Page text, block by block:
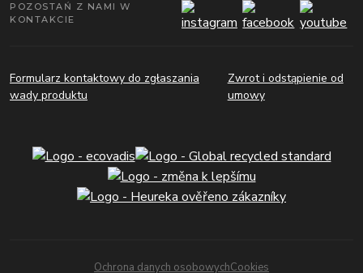
POZOSTAŃ Z NAMI W
KONTAKCIE
Formularz kontaktowy do zgłaszania
wady produktu
Zwrot i odstąpienie od
umowy
Ochrona danych osobowychCookies